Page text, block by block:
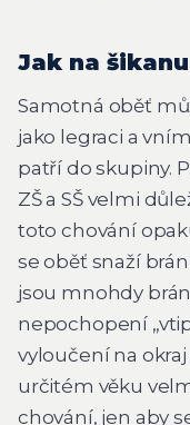
Jak na
Samotná oběť
jako legraci a
patří do skupiny.
ZŠ a SŠ velmi
toto chování
se oběť snaží
jsou mnohdy
nepochopení
vyloučení na
určitém věku
chování, jen aby